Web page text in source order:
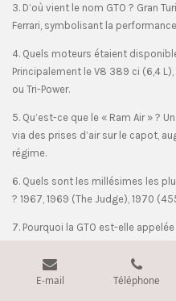
3. D’où vient le nom GTO ? Gran
Ferrari, symbolisant la
4. Quels moteurs étaient
Principalement le V8 389 ci (6,4
ou Tri-Power.
5. Qu’est-ce que le « Ram Air » ?
via des prises d’air sur le capot,
régime.
6. Quels sont les millésimes les
? 1967, 1969 (The Judge), 1970
7. Pourquoi la GTO est-elle
diminutif affectueux de GTO et
vorace.
8. Quel est le pack « The Judge »
E-mail Téléphone